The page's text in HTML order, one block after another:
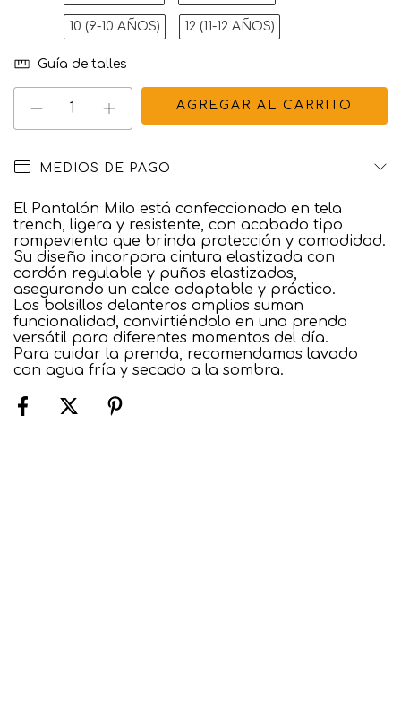
10 (9-10 AÑOS) 12 (11-12 AÑOS)
Guía de talles
MEDIOS DE PAGO
El Pantalón Milo está confeccionado en tela
trench, ligera y resistente, con acabado tipo
rompeviento que brinda protección y comodidad.
Su diseño incorpora cintura elastizada con
cordón regulable y puños elastizados,
asegurando un calce adaptable y práctico.
Los bolsillos delanteros amplios suman
funcionalidad, convirtiéndolo en una prenda
versátil para diferentes momentos del día.
Para cuidar la prenda, recomendamos lavado
con agua fría y secado a la sombra.